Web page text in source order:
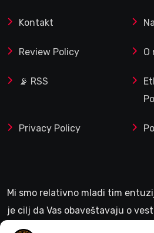
Kontakt
Review Policy O
📡 RSS
Privacy Policy
Mi smo relativno mladi tim
je cilj da Vas obaveštavaju o
gejminga